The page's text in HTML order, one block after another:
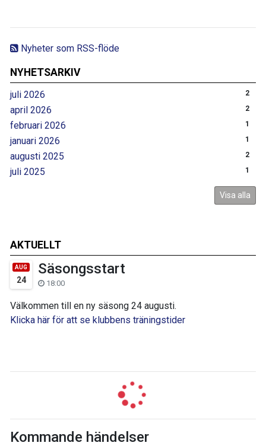
Nyheter som RSS-flöde
NYHETSARKIV
juli 2026 2
april 2026 2
februari 2026 1
januari 2026 1
augusti 2025 2
juli 2025 1
Visa alla
AKTUELLT
AUG
24
Säsongsstart
18:00
Välkommen till en ny säsong 24 augusti.
Klicka här för att se klubbens träningstider
Kommande händelser